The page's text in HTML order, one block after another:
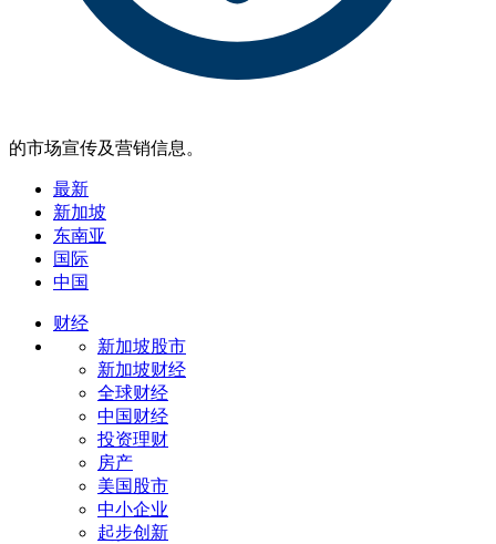
的市场宣传及营销信息。
最新
新加坡
东南亚
国际
中国
财经
新加坡股市
新加坡财经
全球财经
中国财经
投资理财
房产
美国股市
中小企业
起步创新